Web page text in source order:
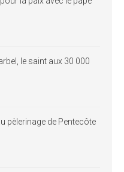
le saint aux 30 000
pèlerinage de Pentecôte